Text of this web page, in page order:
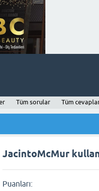
Tüm sorular Tüm
JacintoMcMur
Puanları: